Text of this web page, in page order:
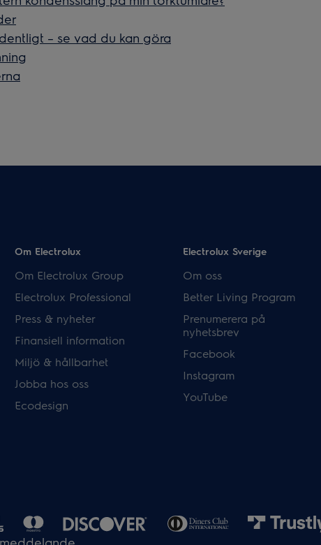
– se vad du kan göra
Om Electrolux
Om Electrolux Group
Electrolux Professional
Press & nyheter
Finansiell information
Miljö & hållbarhet
Jobba hos oss
Ecodesign
Electrolux Sverige
Om oss
Better Living Program
Prenumerera på
nyhetsbrev
Facebook
Instagram
YouTube